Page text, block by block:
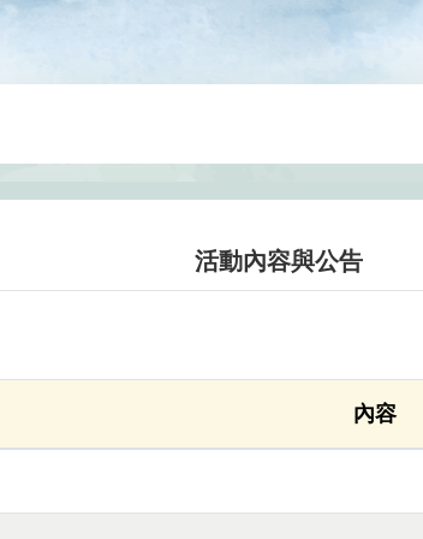
活動內容與公告
內容